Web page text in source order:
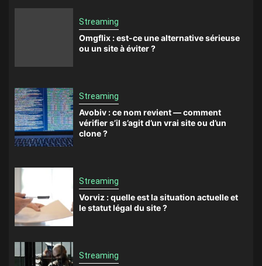
Streaming
Omgflix : est-ce une alternative sérieuse
ou un site à éviter ?
Streaming
Avobiv : ce nom revient — comment
vérifier s’il s’agit d’un vrai site ou d’un
clone ?
Streaming
Vorviz : quelle est la situation actuelle et
le statut légal du site ?
Streaming